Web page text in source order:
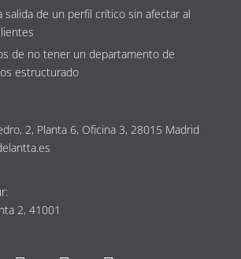
salida de un perfil crítico sin afectar al
de no tener un departamento de
estructurado
2, Planta 6, Oficina 3, 28015 Madrid
2, 41001